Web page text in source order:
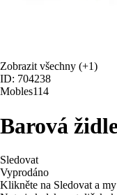
Zobrazit všechny (+1)
ID: 704238
Mobles114
Barová
Sledovat
Vyprodáno
Klikněte na Sledovat a